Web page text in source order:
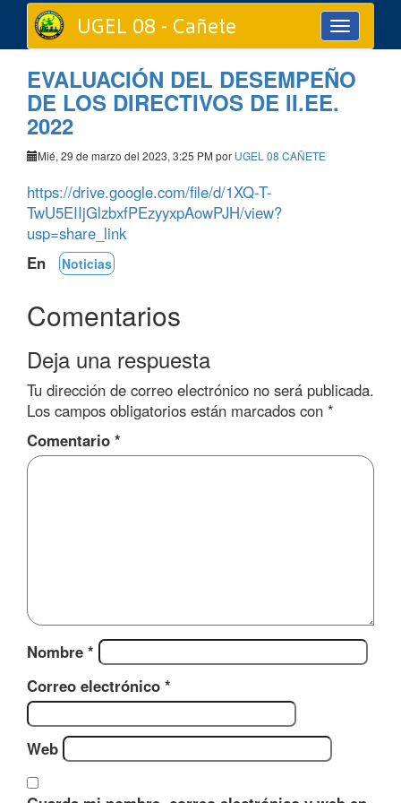
Toggle
navigation
UGEL 08 - Cañete
EVALUACIÓN DEL DESEMPEÑO
DE LOS DIRECTIVOS DE II.EE.
2022
Mié, 29 de marzo del 2023, 3:25 PM por UGEL 08 CAÑETE
https://drive.google.com/file/d/1XQ-T-
TwU5EIIjGlzbxfPEzyyxpAowPJH/view?
usp=share_link
En
Noticias
Comentarios
Deja una respuesta
Tu dirección de correo electrónico no será publicada.
Los campos obligatorios están marcados con *
Comentario *
Nombre *
Correo electrónico *
Web